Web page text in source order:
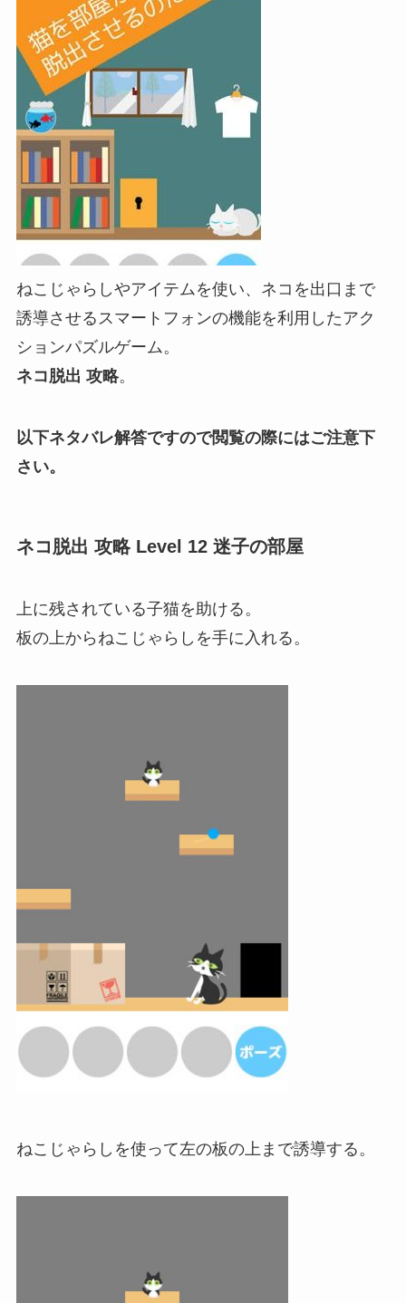
ねこじゃらしやアイテムを使い、ネコを出口まで
誘導させるスマートフォンの機能を利用したアク
ションパズルゲーム。
ネコ脱出 攻略。
以下ネタバレ解答ですので閲覧の際にはご注意下
さい。
ネコ脱出 攻略 Level 12 迷子の部屋
上に残されている子猫を助ける。
板の上からねこじゃらしを手に入れる。
ねこじゃらしを使って左の板の上まで誘導する。